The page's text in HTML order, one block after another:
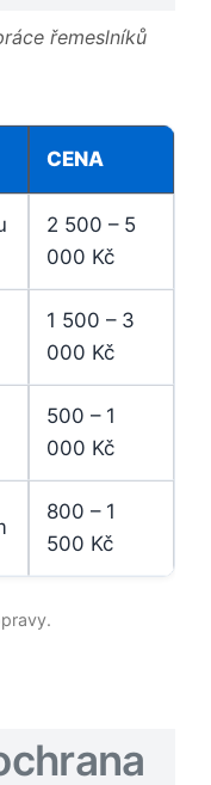
řemeslníků
CENA
2 500 – 5
000 Kč
1 500 – 3
000 Kč
500 – 1
000 Kč
800 – 1
500 Kč